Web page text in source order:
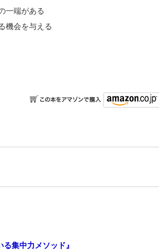
一端がある
機会を与える
集中力メソッド』